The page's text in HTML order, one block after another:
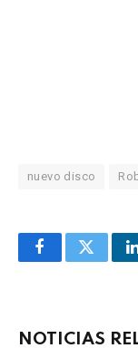
nuevo disco
FacebookTwitter
NOTICIAS